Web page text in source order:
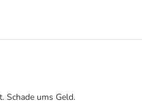
Schade ums Geld.